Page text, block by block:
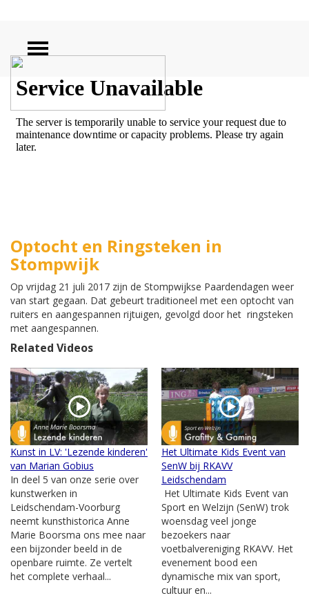
ZOEKEN
Optocht en Ringsteken in
Stompwijk
Op vrijdag 21 juli 2017 zijn de Stompwijkse Paardendagen weer
van start gegaan. Dat gebeurt traditioneel met een optocht van
ruiters en aangespannen rijtuigen, gevolgd door het ringsteken
met aangespannen.
Related Videos
Kunst in LV: 'Lezende kinderen'
van Marian Gobius
In deel 5 van onze serie over
kunstwerken in
Leidschendam-Voorburg
neemt kunsthistorica Anne
Marie Boorsma ons mee naar
een bijzonder beeld in de
openbare ruimte. Ze vertelt
het complete verhaal...
Het Ultimate Kids Event van
SenW bij RKAVV
Leidschendam
Het Ultimate Kids Event van
Sport en Welzijn (SenW) trok
woensdag veel jonge
bezoekers naar
voetbalvereniging RKAVV. Het
evenement bood een
dynamische mix van sport,
cultuur en...